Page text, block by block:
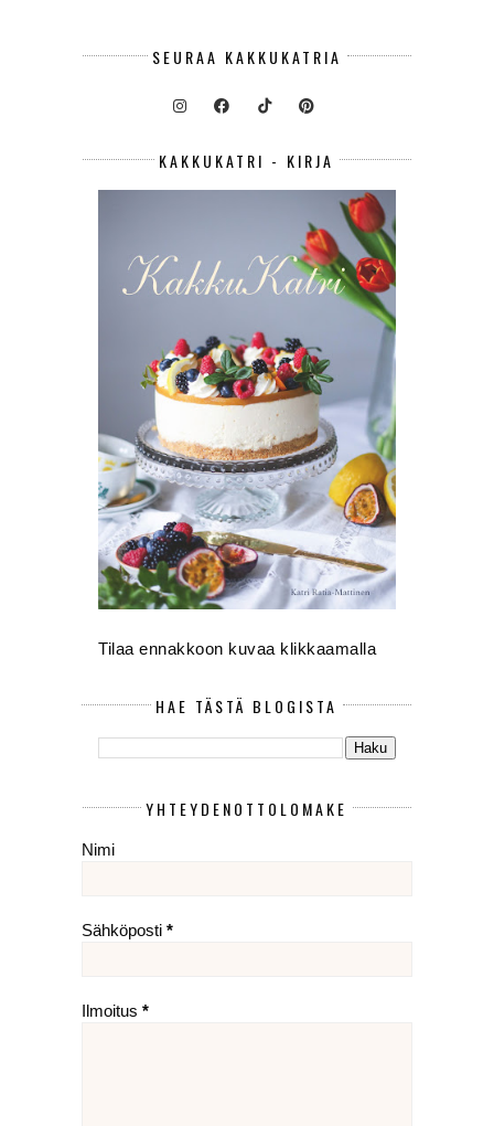
SEURAA KAKKUKATRIA
KAKKUKATRI - KIRJA
Tilaa ennakkoon kuvaa klikkaamalla
HAE TÄSTÄ BLOGISTA
YHTEYDENOTTOLOMAKE
Nimi
Sähköposti *
Ilmoitus *